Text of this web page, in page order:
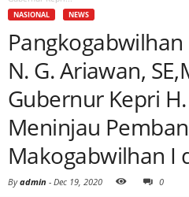
NASIONAL NEWS
Pangkogabwilhan
N. G. Ariawan,
Gubernur Kepri
Meninjau
Makogabwilhan I
Byadmin - Dec 19, 2020 0